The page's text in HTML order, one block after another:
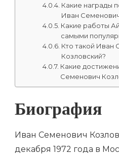
Какие награды
Иван
Какие работы
самыми
Кто такой Иван
Козловский?
Какие
Семенович
Биография
Иван Семенович
декабря 1972 года в